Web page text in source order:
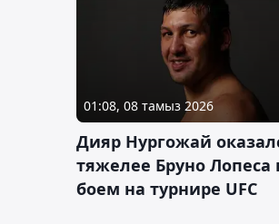
01:08, 08 тамыз 2026
Дияр Нургожай
тяжелее Бруно Лопеса
боем на турнире UFC